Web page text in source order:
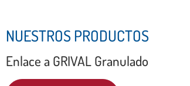
NUESTROS PRODUCTOS
Enlace a GRIVAL Granulado